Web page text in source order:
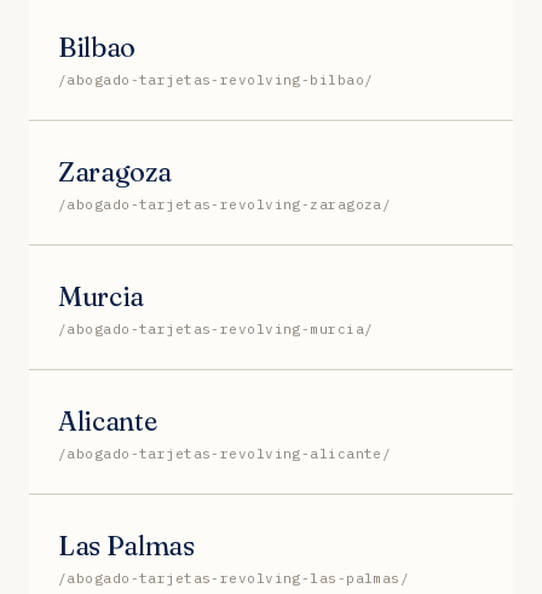
Bilbao
/abogado-tarjetas-revolving-bilbao/
Zaragoza
/abogado-tarjetas-revolving-zaragoza/
Murcia
/abogado-tarjetas-revolving-murcia/
Alicante
/abogado-tarjetas-revolving-alicante/
Las Palmas
/abogado-tarjetas-revolving-las-palmas/